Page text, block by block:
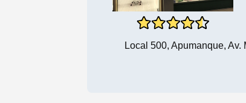
Local 500, Apumanque,